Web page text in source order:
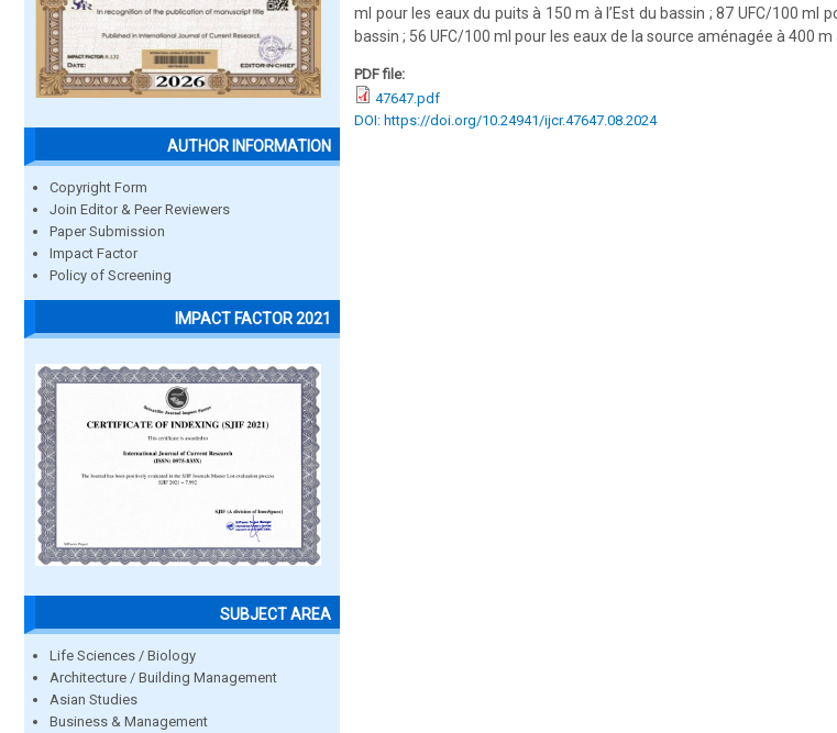
AUTHOR INFORMATION
Copyright Form
Join Editor & Peer Reviewers
Paper Submission
Impact Factor
Policy of Screening
IMPACT FACTOR 2021
SUBJECT AREA
Life Sciences / Biology
Architecture / Building Management
Asian Studies
Business & Management
ml pour les eaux du puits à 150 m à l’Est du bassin ; 87 UFC/100 ml
bassin ; 56 UFC/100 ml pour les eaux de la source aménagée à 400 m
PDF file:
47647.pdf
DOI: https://doi.org/10.24941/ijcr.47647.08.2024